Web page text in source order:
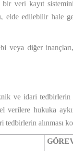
veri kayıt
elde edilebilir hale
diğer
idari tedbirlerin
hukuka
alınması